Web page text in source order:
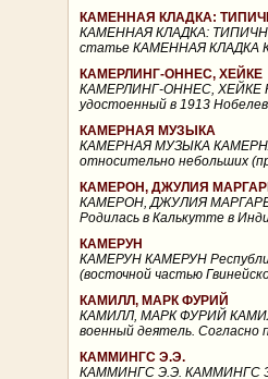
КАМЕННАЯ КЛАДКА:
КАМЕННАЯ КЛАДКА:
статье КАМЕННАЯ КЛАДКА
КАМЕРЛИНГ-ОННЕС, ХЕЙКЕ
КАМЕРЛИНГ-ОННЕС, ХЕЙКЕ
удостоенный в 1913
КАМЕРНАЯ МУЗЫКА
КАМЕРНАЯ МУЗЫКА КАМЕРНАЯ
относительно небольших
КАМЕРОН, ДЖУЛИЯ
КАМЕРОН, ДЖУЛИЯ
Родилась в Калькутте в
КАМЕРУН
КАМЕРУН КАМЕРУН
(восточной частью
КАМИЛЛ, МАРК ФУРИЙ
КАМИЛЛ, МАРК ФУРИЙ
военный деятель. Согласно
КАММИНГС Э.Э.
КАММИНГС Э.Э. КАММИНГС